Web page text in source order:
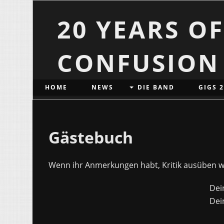
20 YEARS
CONFUSION
HOME NEWS DIE BAND GIGS
Gästebuch
Wenn ihr Anmerkungen habt, Kritik ausüben